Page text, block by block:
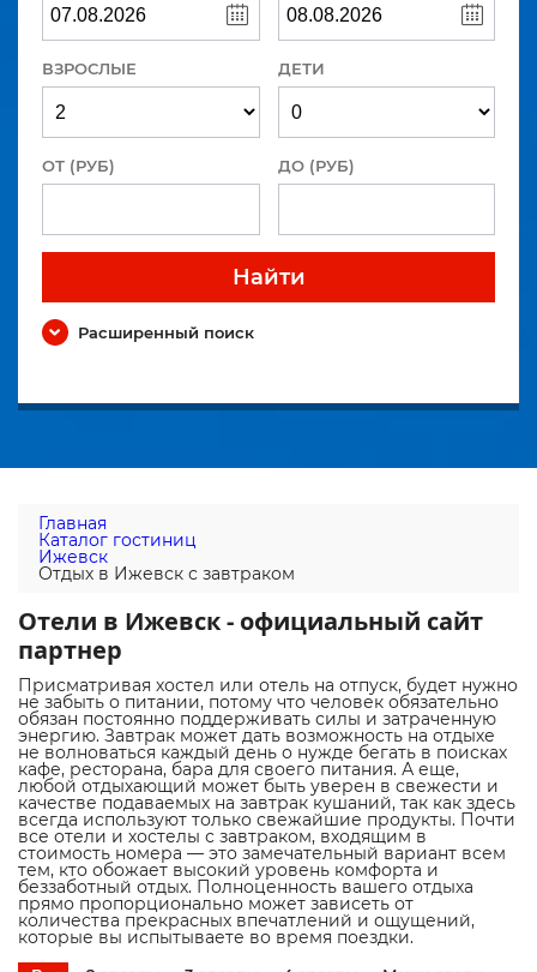
ВЗРОСЛЫЕ ДЕТИ
ОТ (РУБ) ДО (РУБ)
Найти
Расширенный поиск
Главная
Каталог гостиниц
Ижевск
Отдых в Ижевск с завтраком
Отели в Ижевск - официальный сайт
партнер
Присматривая хостел или отель на отпуск, будет нужно
не забыть о питании, потому что человек обязательно
обязан постоянно поддерживать силы и затраченную
энергию. Завтрак может дать возможность на отдыхе
не волноваться каждый день о нужде бегать в поисках
кафе, ресторана, бара для своего питания. А еще,
любой отдыхающий может быть уверен в свежести и
качестве подаваемых на завтрак кушаний, так как здесь
всегда используют только свежайшие продукты. Почти
все отели и хостелы с завтраком, входящим в
стоимость номера — это замечательный вариант всем
тем, кто обожает высокий уровень комфорта и
беззаботный отдых. Полноценность вашего отдыха
прямо пропорционально может зависеть от
количества прекрасных впечатлений и ощущений,
которые вы испытываете во время поездки.